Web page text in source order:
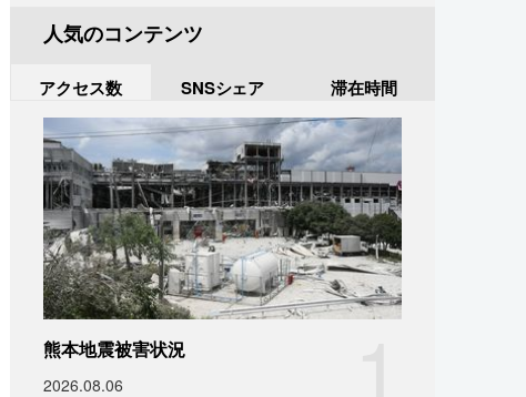
人気のコンテンツ
アクセス数 SNSシェア 滞在時間
熊本地震被害状況
2026.08.06